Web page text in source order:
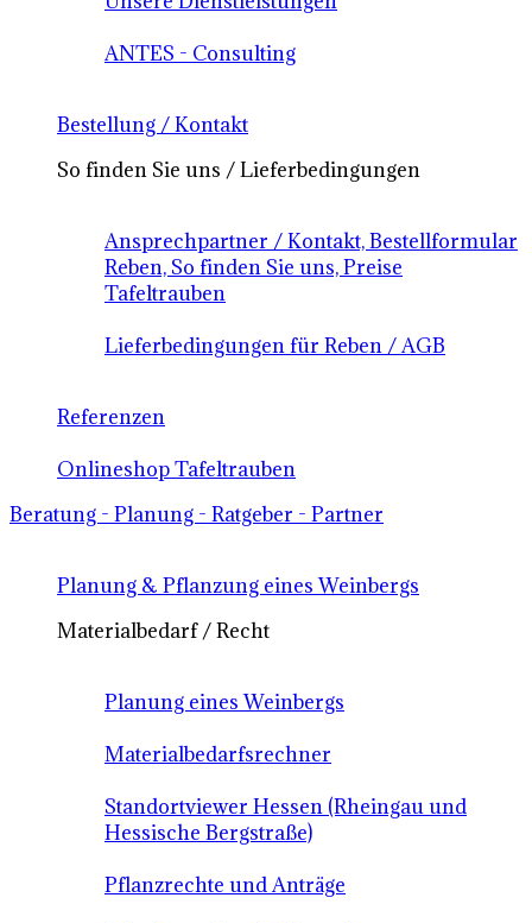
ANTES - Consulting
Bestellung / Kontakt
So finden Sie uns / Lieferbedingungen
Ansprechpartner / Kontakt, Bestellformular
Reben, So finden Sie uns, Preise
Tafeltrauben
Lieferbedingungen für Reben / AGB
Referenzen
Onlineshop Tafeltrauben
Beratung - Planung - Ratgeber - Partner
Planung & Pflanzung eines Weinbergs
Materialbedarf / Recht
Planung eines Weinbergs
Materialbedarfsrechner
Standortviewer Hessen (Rheingau und
Hessische Bergstraße)
Pflanzrechte und Anträge